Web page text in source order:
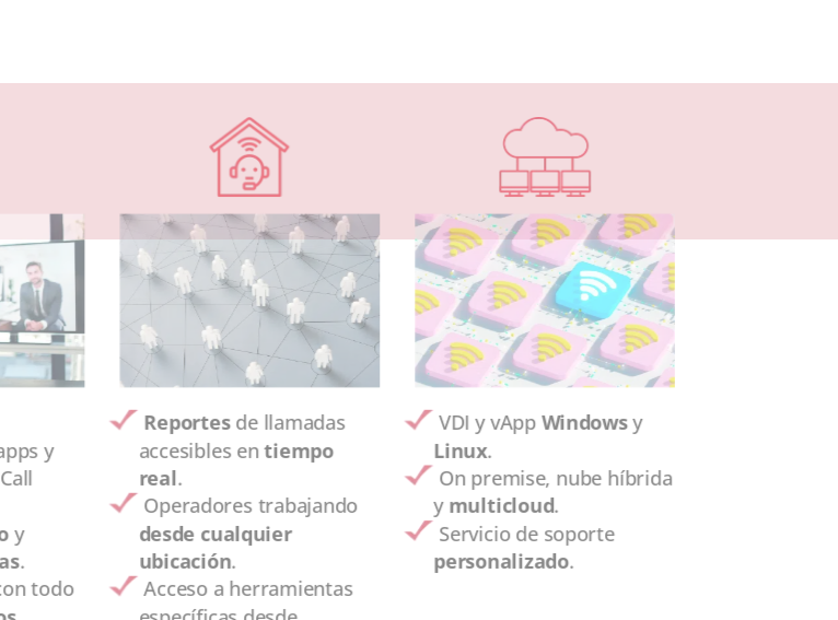
y
y
.
todo
Reportesde llamadas
accesibles entiempo
real.
Operadores trabajando
desde cualquier
ubicación.
Acceso a herramientas
VDI y vAppWindowsy
Linux.
On premise, nube híbrida
y multicloud.
Servicio de soporte
personalizado.